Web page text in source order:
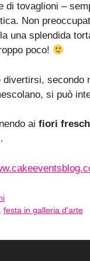
di tovaglioni –
Non
una splendida
poco!
divertirsi, secondo
si può
ai fiori
,festa in galleria d'arte